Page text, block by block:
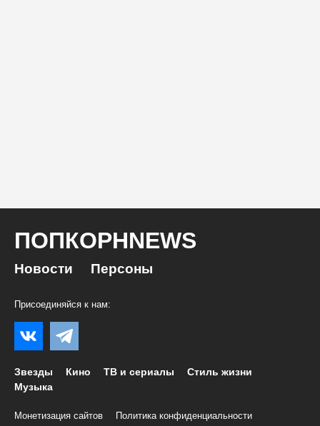
ПОПКОРНNEWS
Новости Персоны
Присоединяйся к нам:
Звезды Кино ТВ и сериалы
Стиль жизни
Музыка
Монетизация сайтов
Политика конфиденциальности